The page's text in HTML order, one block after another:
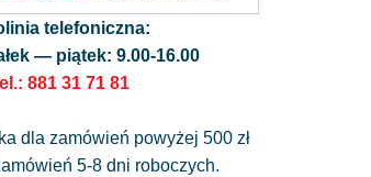
telefoniczna:
— piątek: 9.00-16.00
881 31 71 81
dla zamówień powyżej 500 zł
5-8 dni roboczych.